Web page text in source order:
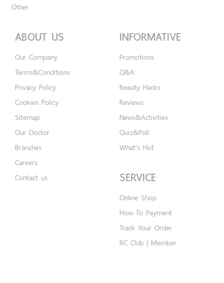
Other
ABOUT US
Our Company
Terms&Conditions
Privacy Policy
Cookies Policy
Sitemap
Our Doctor
Branches
Careers
Contact us
INFORMATIVE
Promotions
Q&A
Beauty Hacks
Reviews
News&Activities
Quiz&Poll
What's Hot
SERVICE
Online Shop
How To Payment
Track Your Order
RC Club | Member